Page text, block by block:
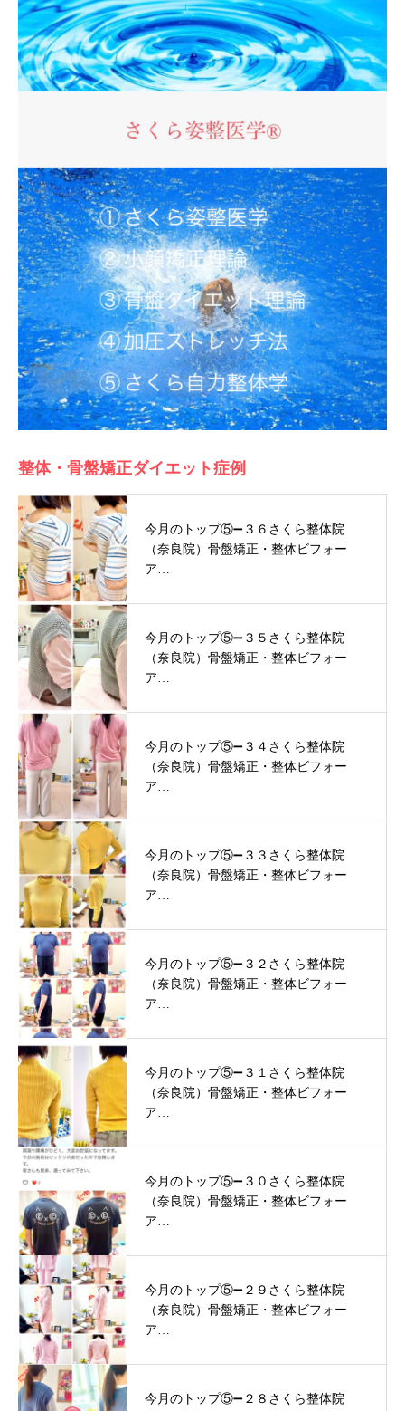
整体・骨盤矯正ダイエット症例
今月のトップ⑤➖３６さくら整体院
（奈良院）骨盤矯正・整体ビフォー
ア…
今月のトップ⑤➖３５さくら整体院
（奈良院）骨盤矯正・整体ビフォー
ア…
今月のトップ⑤➖３４さくら整体院
（奈良院）骨盤矯正・整体ビフォー
ア…
今月のトップ⑤➖３３さくら整体院
（奈良院）骨盤矯正・整体ビフォー
ア…
今月のトップ⑤➖３２さくら整体院
（奈良院）骨盤矯正・整体ビフォー
ア…
今月のトップ⑤➖３１さくら整体院
（奈良院）骨盤矯正・整体ビフォー
ア…
今月のトップ⑤➖３０さくら整体院
（奈良院）骨盤矯正・整体ビフォー
ア…
今月のトップ⑤➖２９さくら整体院
（奈良院）骨盤矯正・整体ビフォー
ア…
今月のトップ⑤➖２８さくら整体院